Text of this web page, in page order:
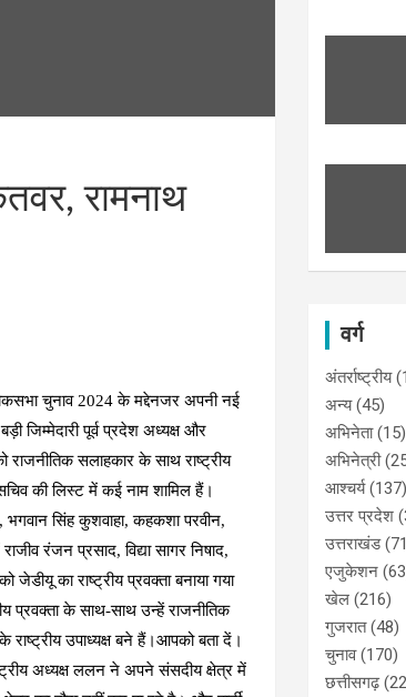
रामनाथ
चुनाव 2024 के मद्देनजर अपनी नई
जिम्मेदारी पूर्व प्रदेश अध्यक्ष और
राजनीतिक सलाहकार के साथ राष्ट्रीय
की लिस्ट में कई नाम शामिल हैं।
सिंह कुशवाहा, कहकशा परवीन,
रंजन प्रसाद, विद्या सागर निषाद,
का राष्ट्रीय प्रवक्ता बनाया गया
प्रवक्ता के साथ-साथ उन्हें राजनीतिक
राष्ट्रीय उपाध्यक्ष बने हैं।आपको बता दें।
अध्यक्ष ललन ने अपने संसदीय क्षेत्र में
वर्ग
अंतर्राष्ट्रीय
अन्य(45)
अभिनेता(15)
अभिनेत्री
आश्चर्य(137)
उत्तर प्रदेश
उत्तराखंड
एजुकेशन
खेल (216)
गुजरात(48)
चुनाव(170)
छत्तीसगढ़